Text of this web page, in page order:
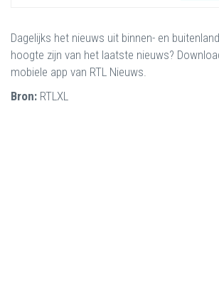
Dagelijks het nieuws uit binnen- en
hoogte zijn van het laatste nieuws?
mobiele app van RTL Nieuws.
Bron: RTLXL